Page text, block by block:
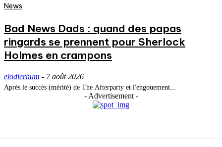
News
Bad News Dads : quand des papas
ringards se prennent pour Sherlock
Holmes en crampons
elodierhum - 7 août 2026
Après le succès (mérité) de The Afterparty et l'engouement...
- Advertisement -